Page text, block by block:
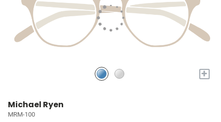
+
Michael Ryen
MRM-100